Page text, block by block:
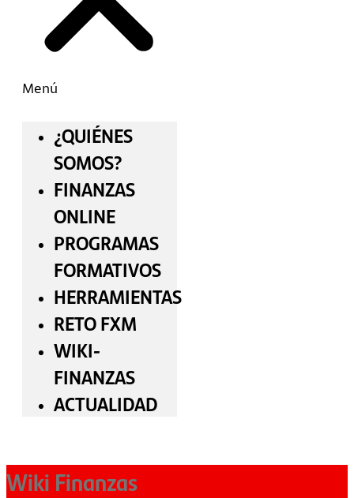
Menú
¿QUIÉNES
SOMOS?
FINANZAS
ONLINE
PROGRAMAS
FORMATIVOS
HERRAMIENTAS
RETO FXM
WIKI-
FINANZAS
ACTUALIDAD
Wiki Finanzas